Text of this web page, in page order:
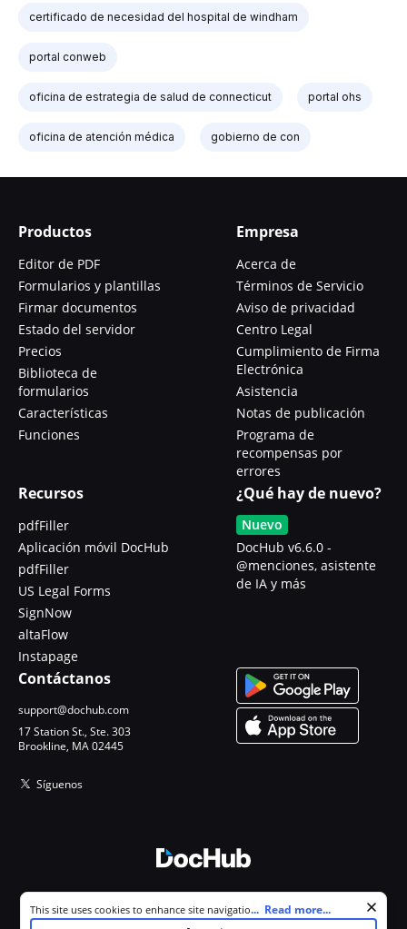
certificado de necesidad del hospital de windham
portal conweb
oficina de estrategia de salud de connecticut portal ohs
oficina de atención médica gobierno de con
Productos
Editor de PDF
Formularios y plantillas
Firmar documentos
Estado del servidor
Precios
Biblioteca de
formularios
Características
Funciones
Empresa
Acerca de
Términos de Servicio
Aviso de privacidad
Centro Legal
Cumplimiento de Firma
Electrónica
Asistencia
Notas de publicación
Programa de
recompensas por
errores
Recursos
pdfFiller
Aplicación móvil DocHub
pdfFiller
US Legal Forms
SignNow
altaFlow
Instapage
¿Qué hay de nuevo?
Nuevo
DocHub v6.6.0 -
@menciones, asistente
de IA y más
Contáctanos
support@dochub.com
17 Station St., Ste. 303
Brookline, MA 02445
Síguenos
Todos los derechos reservados.
Cookie consent notice
This site uses cookies to enhance site navigation and personalize
your experience. By using this site you agree to our use of cookies as
... Read more...